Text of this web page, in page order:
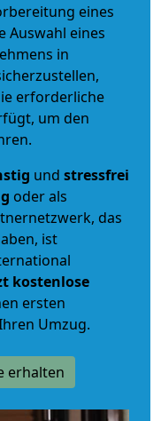
eines
Auswahl eines
in
erforderliche
um den
und stressfrei
oder als
das
ist
kostenlose
ersten
Umzug.
erhalten